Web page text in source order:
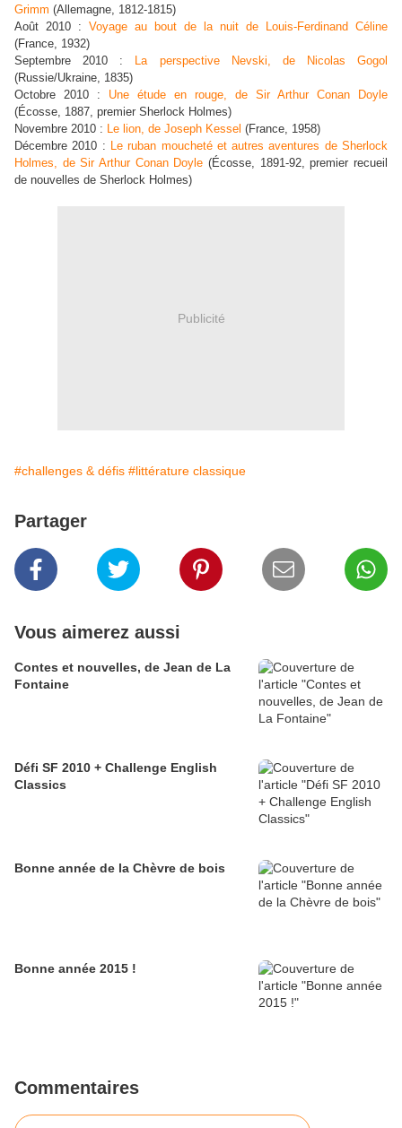
Grimm (Allemagne, 1812-1815)
Août 2010 : Voyage au bout de la nuit de Louis-Ferdinand Céline
(France, 1932)
Septembre 2010 :
La perspective Nevski, de Nicolas Gogol
(Russie/Ukraine, 1835)
Octobre 2010 : Une étude en rouge, de Sir Arthur Conan Doyle
(Écosse, 1887, premier Sherlock Holmes)
Novembre 2010 : Le lion, de Joseph Kessel (France, 1958)
Décembre 2010 : Le ruban moucheté et autres aventures de Sherlock
Holmes, de Sir Arthur Conan Doyle (Écosse, 1891-92, premier recueil
de nouvelles de Sherlock Holmes)
Publicité
#challenges & défis #littérature classique
Partager
Vous aimerez aussi
Contes et nouvelles, de Jean de La
Fontaine
Défi SF 2010 + Challenge English
Classics
Bonne année de la Chèvre de bois
Bonne année 2015 !
Commentaires